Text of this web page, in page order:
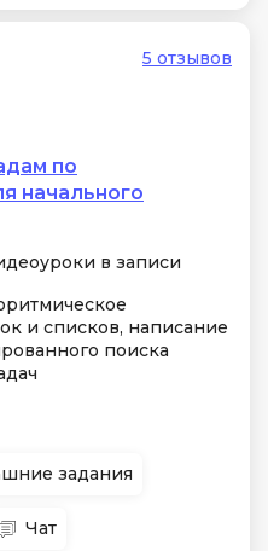
5 отзывов
по
начального
в записи
и списков, написание
поиска
задания
Чат